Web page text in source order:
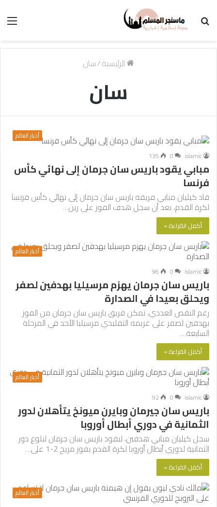
الرئيسية/سان
سان
أخبار العالم
islamic
0
135
مبابي يقود باريس سان جرمان إلى نهائي كأس
فرنسا
قاد كيليان مبابي فريقه باريس سان جرمان إلى نهائي كأس فرنسا
لكرة القدم، بعد أن سجل هدف الفوز على رين…
أكمل القراءة »
أخبار العالم
islamic
0
96
باريس سان جرمان يهزم مرسيليا بهدفين لصفر
ويحلق بعيدا في الصدارة
رغم النقص العددي، تمكن فريق باريس سان جرمان من الفوز
بهدفين لصفر على غريمه التقليدي مرسيليا الأحد في المرحلة
السابعة…
أكمل القراءة »
أخبار العالم
islamic
0
92
باريس سان جيرمان وبايرن ميونخ يتأهلان لدور
الثمانية في دوري أبطال أوروبا
سجل كيليان مبابي هدفين، ليقود باريس سان جرمان لبلوغ دور
الثمانية لدوري أبطال أوروبا لكرة القدم بفوز مريح 2-1 على…
أكمل القراءة »
أخبار العالم